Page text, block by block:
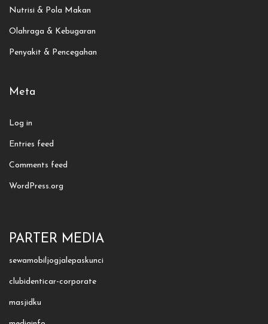
Nutrisi & Pola Makan
Olahraga & Kebugaran
Penyakit & Pencegahan
Meta
Log in
Entries feed
Comments feed
WordPress.org
PARTER MEDIA
sewamobiljogjalepaskunci
clubidenticar-corporate
masjidku